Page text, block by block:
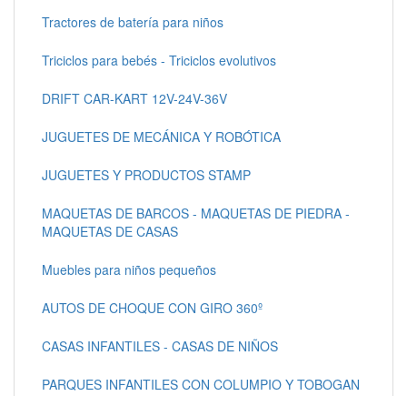
Tractores de batería para niños
Triciclos para bebés - Triciclos evolutivos
DRIFT CAR-KART 12V-24V-36V
JUGUETES DE MECÁNICA Y ROBÓTICA
JUGUETES Y PRODUCTOS STAMP
MAQUETAS DE BARCOS - MAQUETAS DE PIEDRA -
MAQUETAS DE CASAS
Muebles para niños pequeños
AUTOS DE CHOQUE CON GIRO 360º
CASAS INFANTILES - CASAS DE NIÑOS
PARQUES INFANTILES CON COLUMPIO Y TOBOGAN